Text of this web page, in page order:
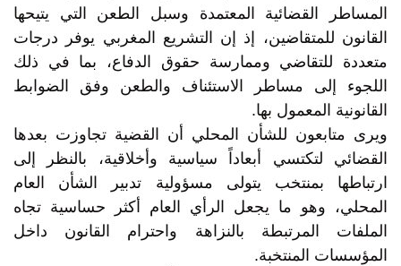
المساطر القضائية المعتمدة وسبل الطعن التي يتيحها
القانون للمتقاضين، إذ إن التشريع المغربي يوفر درجات
متعددة للتقاضي وممارسة حقوق الدفاع، بما في ذلك
اللجوء إلى مساطر الاستئناف والطعن وفق الضوابط
القانونية المعمول بها.
ويرى متابعون للشأن المحلي أن القضية تجاوزت بعدها
القضائي لتكتسي أبعاداً سياسية وأخلاقية، بالنظر إلى
ارتباطها بمنتخب يتولى مسؤولية تدبير الشأن العام
المحلي، وهو ما يجعل الرأي العام أكثر حساسية تجاه
الملفات المرتبطة بالنزاهة واحترام القانون داخل
المؤسسات المنتخبة.